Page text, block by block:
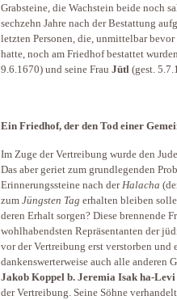
Grabsteine, die Wachstein beide noch
sechzehn Jahre nach der Bestattung
letzten Personen, die, unmittelbar
hatte, noch am Friedhof bestattet
9.6.1670) und seine Frau Jütl (gest.
Ein Friedhof, der den Tod einer
Im Zuge der Vertreibung wurde den
Das aber geriet zum grundlegenden
Erinnerungssteine nach derHalacha
zum Jüngsten Tag erhalten bleiben
deren Erhalt sorgen? Diese brennende
wohlhabendsten Repräsentanten der
vor der Vertreibung erst verstorben
dankenswerterweise auch alle anderen
Jakob Koppel b. Jeremia Isak ha-
der Vertreibung. Seine Söhne